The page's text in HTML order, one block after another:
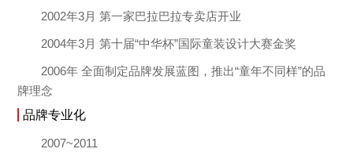
2002年3月 第一家巴拉巴拉专卖店开业
2004年3月 第十届“中华杯”国际童装设计大赛金奖
2006年 全面制定品牌发展蓝图，推出“童年不同样”的品
牌理念
品牌专业化
2007~2011